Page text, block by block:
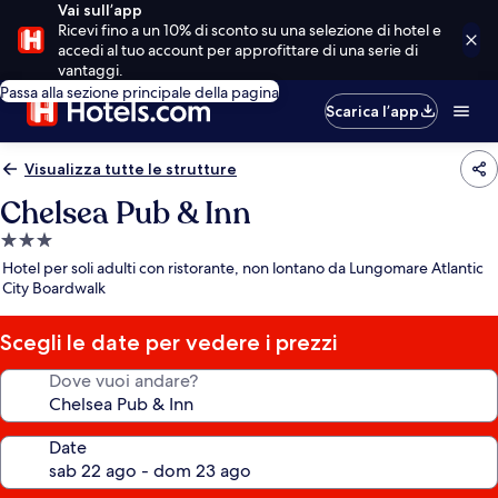
Vai sull’app
Ricevi fino a un 10% di sconto su una selezione di hotel e
accedi al tuo account per approfittare di una serie di
vantaggi.
Passa alla sezione principale della pagina
Scarica l’app
Visualizza tutte le strutture
Chelsea Pub & Inn
Struttura
a
3.0
stelle
Hotel per soli adulti con ristorante, non lontano da Lungomare Atlantic
City Boardwalk
Scegli le date per vedere i prezzi
Dove vuoi andare?
Date